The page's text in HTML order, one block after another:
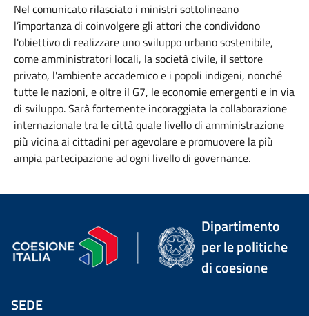
Nel comunicato rilasciato i ministri sottolineano
l’importanza di coinvolgere gli attori che condividono
l'obiettivo di realizzare uno sviluppo urbano sostenibile,
come amministratori locali, la società civile, il settore
privato, l'ambiente accademico e i popoli indigeni, nonché
tutte le nazioni, e oltre il G7, le economie emergenti e in via
di sviluppo.Sarà fortemente incoraggiata la collaborazione
internazionale tra le città quale livello di amministrazione
più vicina ai cittadini per agevolare e promuovere la più
ampia partecipazione ad ogni livello di governance.
Dipartimento
per le politiche
di coesione
SEDE